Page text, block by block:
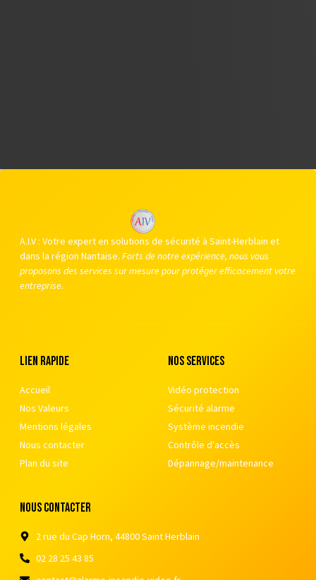
A.I.V : Votre expert en solutions de sécurité à Saint-Herblain et
dans la région Nantaise. Forts de notre expérience, nous vous
proposons des services sur mesure pour protéger efficacement votre
entreprise.
Lien rapide
Accueil
Nos Valeurs
Mentions légales
Nous contacter
Plan du site
nos services
Vidéo protection
Sécurité alarme
Système incendie
Contrôle d'accès
Dépannage/maintenance
nous contacter
2 rue du Cap Horn, 44800 Saint Herblain
02 28 25 43 85